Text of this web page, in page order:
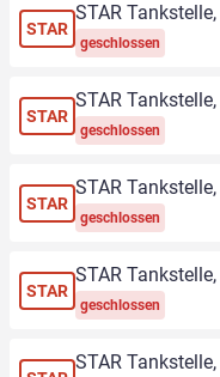
STAR
STAR Tankstelle,
geschlossen
STAR
STAR Tankstelle,
geschlossen
STAR
STAR Tankstelle,
geschlossen
STAR
STAR Tankstelle,
geschlossen
STAR Tankstelle,